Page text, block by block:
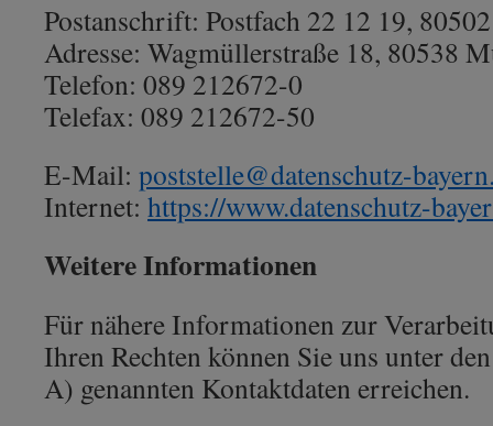
Postanschrift: Postfach 22 12 19,
Adresse: Wagmüllerstraße 18, 80538
Telefon: 089 212672-0
Telefax: 089 212672-50
E-Mail: poststelle@datenschutz-
Internet: https://www.datenschutz-
Weitere Informationen
Für nähere Informationen zur
Ihren Rechten können Sie uns unter
A) genannten Kontaktdaten erreichen.